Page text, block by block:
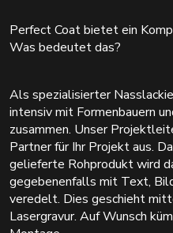
Perfect Coat bietet ein
Was bedeutet das?
Als spezialisierter
intensiv mit Formenbauern
zusammen. Unser
Partner für Ihr Projekt aus.
gelieferte Rohprodukt wird
gegebenenfalls mit Text,
veredelt. Dies geschieht
Lasergravur. Auf Wunsch